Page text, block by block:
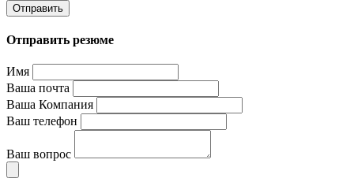
Отправить
Отправить резюме
Имя
Ваша почта
Ваша Компания
Ваш телефон
Ваш вопрос